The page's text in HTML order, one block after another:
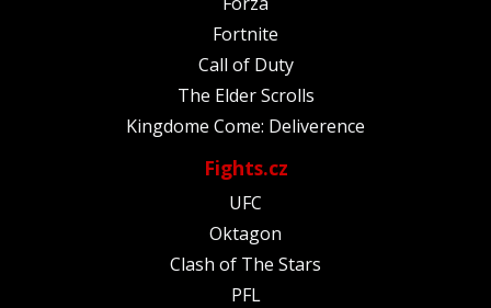
Fortnite
Call of Duty
The Elder Scrolls
Kingdome Come: Deliverence
Fights.cz
UFC
Oktagon
Clash of The Stars
PFL